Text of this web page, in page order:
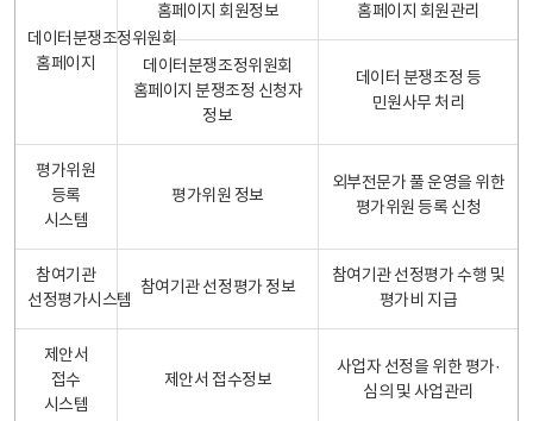
데이터분쟁조정위원회
홈페이지
홈페이지 회원정보
홈페이지 회원관리
데이터분쟁조정위원회
홈페이지 분쟁조정 신청자
정보
데이터 분쟁조정 등
민원사무 처리
평가위원
등록
시스템
평가위원 정보
외부전문가 풀 운영을 위한
평가위원 등록 신청
참여기관
선정평가시스템
참여기관 선정평가 정보
참여기관 선정평가 수행 및
평가비 지급
제안서
접수
시스템
제안서 접수정보
사업자 선정을 위한 평가·
심의 및 사업관리